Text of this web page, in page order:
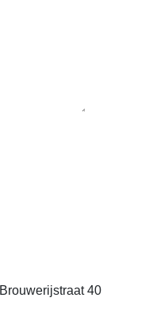
Brouwerijstraat 40